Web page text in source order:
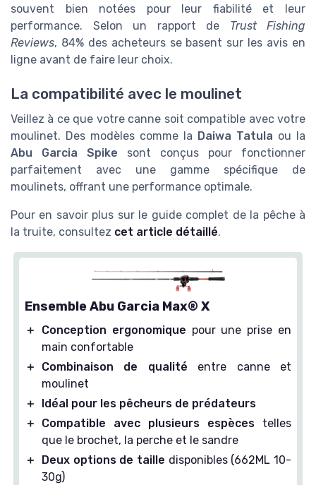
souvent bien notées pour leur fiabilité et leur
performance. Selon un rapport de Trust Fishing
Reviews, 84% des acheteurs se basent sur les avis en
ligne avant de faire leur choix.
La compatibilité avec le moulinet
Veillez à ce que votre canne soit compatible avec votre
moulinet. Des modèles comme la Daiwa Tatula ou la
Abu Garcia Spike sont conçus pour fonctionner
parfaitement avec une gamme spécifique de
moulinets, offrant une performance optimale.
Pour en savoir plus sur le guide complet de la pêche à
la truite, consultez cet article détaillé.
Ensemble Abu Garcia Max® X
＋ Conception ergonomique pour une prise en
main confortable
＋
Combinaison de qualité entre canne et
moulinet
＋
Idéal pour les pêcheurs de prédateurs
＋
Compatible avec plusieurs espèces telles
que le brochet, la perche et le sandre
＋
Deux options de taille disponibles (662ML 10-
30g)